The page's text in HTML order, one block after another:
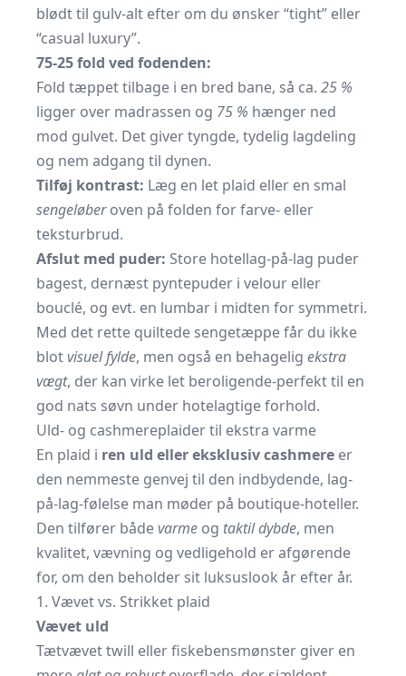
blødt til gulv-alt efter om du ønsker “tight” eller
“casual luxury”.
75-25 fold ved fodenden:
Fold tæppet tilbage i en bred bane, så ca. 25 %
ligger over madrassen og 75 % hænger ned
mod gulvet. Det giver tyngde, tydelig lagdeling
og nem adgang til dynen.
Tilføj kontrast: Læg en let plaid eller en smal
sengeløberoven på folden for farve- eller
teksturbrud.
Afslut med puder: Store hotellag-på-lag puder
bagest, dernæst pyntepuder i velour eller
bouclé, og evt. en lumbar i midten for symmetri.
Med det rette quiltede sengetæppe får du ikke
blotvisuel fylde, men også en behagelig ekstra
vægt, der kan virke let beroligende-perfekt til en
god nats søvn under hotelagtige forhold.
Uld- og cashmereplaider til ekstra varme
En plaid i ren uld eller eksklusiv cashmere er
den nemmeste genvej til den indbydende, lag-
på-lag-følelse man møder på boutique-hoteller.
Den tilfører bådevarme og taktil dybde, men
kvalitet, vævning og vedligehold er afgørende
for, om den beholder sit luksuslook år efter år.
1. Vævet vs. Strikket plaid
Vævet uld
Tætvævet twill eller fiskebensmønster giver en